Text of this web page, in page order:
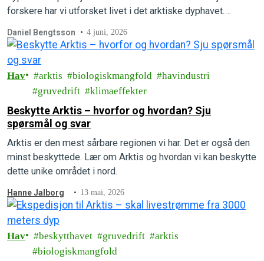
forskere har vi utforsket livet i det arktiske dyphavet.
flere helt nye, hittil ukjente arter.
Daniel Bengtsson 4 juni, 2026
Hav arktis biologiskmangfold
havindustri
gruvedrift
klimaeffekter
Beskytte Arktis – hvorfor og hvordan? Sju
spørsmål og svar
Arktis er den mest sårbare regionen vi har. Det er også den
minst beskyttede. Lær om Arktis og hvordan vi kan beskytte
dette unike området i nord.
Hanne Jalborg 13 mai, 2026
Hav beskytthavet gruvedrift
arktis
biologiskmangfold